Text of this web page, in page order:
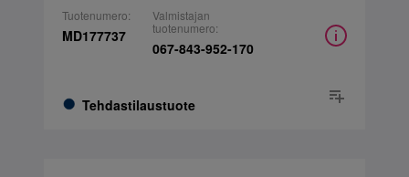
Tuotenumero:
MD177737
Tehdastilaustuote
Valmistajan
tuotenumero:
067-843-952-170